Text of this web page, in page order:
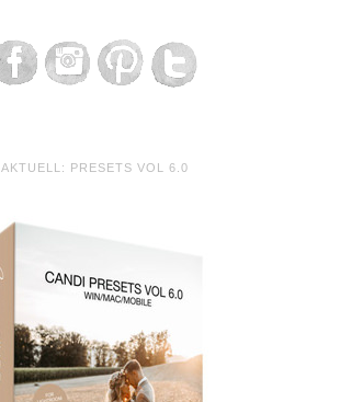
AKTUELL: PRESETS VOL 6.0